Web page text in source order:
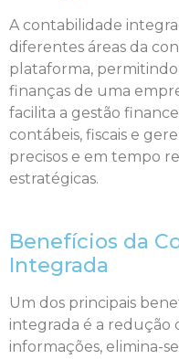
A contabilidade
diferentes áreas da
plataforma,
finanças de uma
facilita a gestão
contábeis, fiscais e
precisos e em tempo
estratégicas.
Benefícios da
Integrada
Um dos principais
integrada é a redução
informações, elimina-